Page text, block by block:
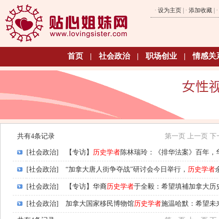
· 设为主页 | · 添加收藏 | ·
首页 | 社会政治 | 职场创业 | 情感关
共有4条记录 第一页 上一页 下
[社会政治] 【专访】 历史学者陈林瑞玲：《排华法案》百年，
[社会政治] “加拿大唐人街争夺战”研讨会今日举行， 历史学者
[社会政治] 【专访】华裔历史学者于全毅：希望填補加拿大历
[社会政治] 加拿大国家移民博物馆历史学者施温哈默：希望未